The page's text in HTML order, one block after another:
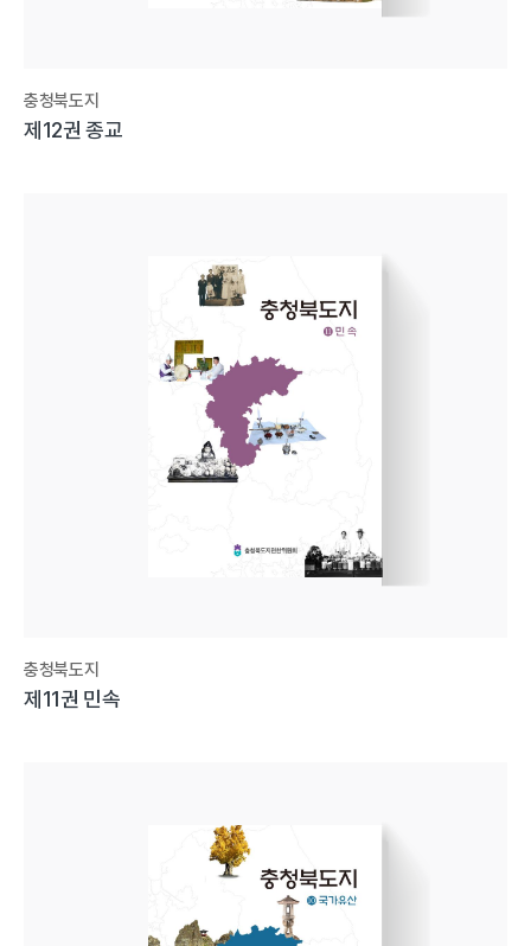
충청북도지
제12권 종교
충청북도지
제11권 민속